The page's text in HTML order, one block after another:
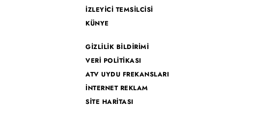
İZLEYİCİ TEMSİLCİSİ
KÜNYE
GİZLİLİK BİLDİRİMİ
VERİ POLİTİKASI
ATV UYDU FREKANSLARI
İNTERNET REKLAM
SİTE HARİTASI